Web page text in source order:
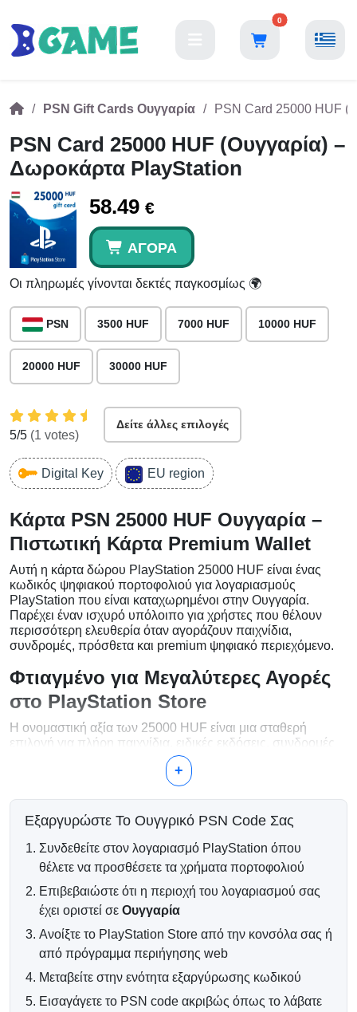
0
PSN Gift Cards Ουγγαρία PSN Card 25000 HUF
PSN Card 25000 HUF (Ουγγαρία) –
Δωροκάρτα PlayStation
58.49 €
ΑΓΟΡΆ
Οι πληρωμές γίνονται δεκτές παγκοσμίως 🌍
PSN 3500 HUF 7000 HUF 10000 HUF
20000 HUF 30000 HUF
5/5 (1 votes)
Δείτε άλλες επιλογές
Digital Key EU region
Κάρτα PSN 25000 HUF Ουγγαρία –
Πιστωτική Κάρτα Premium Wallet
Αυτή η κάρτα δώρου PlayStation 25000 HUF είναι ένας
κωδικός ψηφιακού πορτοφολιού για λογαριασμούς
PlayStation που είναι καταχωρημένοι στην Ουγγαρία.
Παρέχει έναν ισχυρό υπόλοιπο για χρήστες που θέλουν
περισσότερη ελευθερία όταν αγοράζουν παιχνίδια,
συνδρομές, πρόσθετα και premium ψηφιακό περιεχόμενο.
Φτιαγμένο για Μεγαλύτερες Αγορές
στο PlayStation Store
Η ονομαστική αξία των 25000 HUF είναι μια σταθερή
επιλογή για πλήρη παιχνίδια, ειδικές εκδόσεις, συνδρομές
PlayStation Plus, συλλογές DLC και μεγαλύτερες ψηφιακές
παραγγελίες στο PlayStation Store της Ουγγαρίας.
Τι Μπορείτε να Αγοράσετε με 25000
HUF;
Ψηφιακά παιχνίδια για PlayStation 4 και PlayStation 5
Premium, deluxe και πλήρεις εκδόσεις
Συνδρομές και ανανεώσεις PlayStation Plus
Bundles DLC, επεκτάσεις και πακέτα σεζόν
Εικονικό νόμισμα και premium ψηφιακά αντικείμενα
Άμεση Ψηφιακή Παράδοση
Αφού επιβεβαιωθεί η επιτυχής πληρωμή, ο κωδικός του
ηλεκτρονικά στη διεύθυνση email σας. Οι περισσότερες
+
Εξαργυρώστε Το Ουγγρικό PSN Code Σας
Συνδεθείτε στον λογαριασμό PlayStation όπου
θέλετε να προσθέσετε τα χρήματα πορτοφολιού
Επιβεβαιώστε ότι η περιοχή του λογαριασμού σας
έχει οριστεί σε Ουγγαρία
Ανοίξτε το PlayStation Store από την κονσόλα σας ή
από πρόγραμμα περιήγησης web
Μεταβείτε στην ενότητα εξαργύρωσης κωδικού
Εισαγάγετε το PSN code ακριβώς όπως το λάβατε